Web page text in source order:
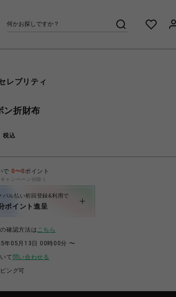
レブリティ
ン折財布
税込
で 0〜0ポイント
ャンペーン分除く
パル払い初回登録&利用で
ポイント進呈
確認方法はこちら
年05月13日 00時00分 〜
て 問い合わせる
ング可